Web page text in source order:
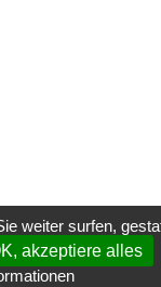
weiter surfen,
akzeptiere alles